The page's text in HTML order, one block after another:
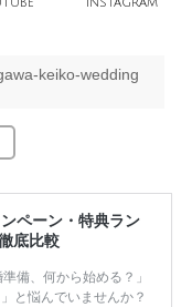
keiko-wedding
ペーン・特典ラン
底比較
備、何から始める？」
と悩んでいませんか？